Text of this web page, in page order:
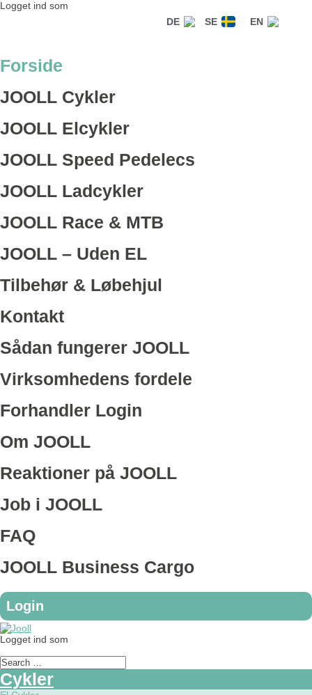
Logget ind som
Forside
JOOLL Cykler
JOOLL Elcykler
JOOLL Speed Pedelecs
JOOLL Ladcykler
JOOLL Race & MTB
JOOLL – Uden EL
Tilbehør & Løbehjul
Kontakt
Sådan fungerer JOOLL
Virksomhedens fordele
Forhandler Login
Om JOOLL
Reaktioner på JOOLL
Job i JOOLL
FAQ
JOOLL Business Cargo
Login
Logget ind som
DE SE EN
Cykler